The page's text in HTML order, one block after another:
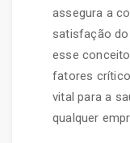
assegura a
satisfação
esse
fatores
vital para a
qualquer